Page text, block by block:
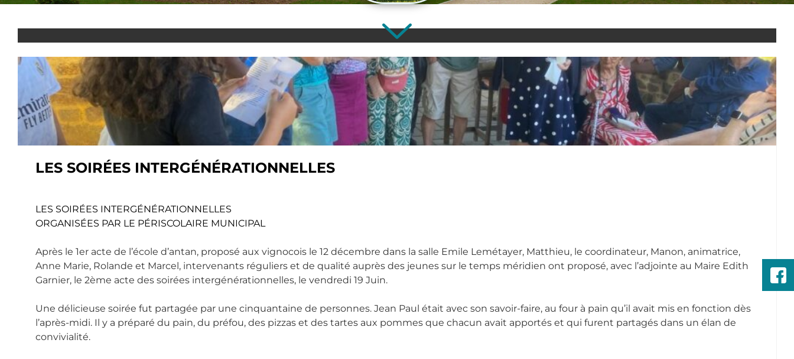
LES SOIRÉES INTERGÉNÉRATIONNELLES
LES SOIRÉES INTERGÉNÉRATIONNELLES
ORGANISÉES PAR LE PÉRISCOLAIRE MUNICIPAL
Après le 1er acte de l’école d’antan, proposé aux vignocois le 12 décembre dans la salle Emile Lemétayer, Matthieu, le coordinateur, Manon, animatrice,
Anne Marie, Rolande et Marcel, intervenants réguliers et de qualité auprès des jeunes sur le temps méridien ont proposé, avec l’adjointe au Maire Edith
Garnier, le 2ème acte des soirées intergénérationnelles, le vendredi 19 Juin.
Une délicieuse soirée fut partagée par une cinquantaine de personnes. Jean Paul était avec son savoir-faire, au four à pain qu’il avait mis en fonction dès
l’après-midi. Il y a préparé du pain, du préfou, des pizzas et des tartes aux pommes que chacun avait apportés et qui furent partagés dans un élan de
convivialité.